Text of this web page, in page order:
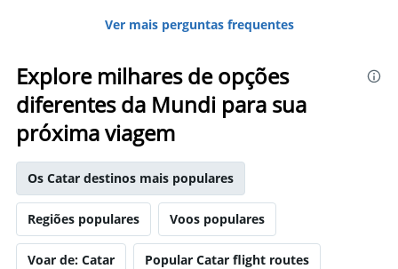
Ver mais perguntas frequentes
Explore milhares de opções
diferentes da Mundi para sua
próxima viagem
Os Catar destinos mais populares
Regiões populares Voos populares
Voar de: Catar Popular Catar flight routes